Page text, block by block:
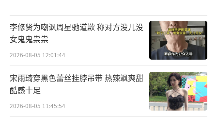
李修贤为嘲讽周星驰道歉 称对方没儿没
女鬼鬼祟祟
2026-08-05 12:01:44
宋雨琦穿黑色蕾丝挂脖吊带 热辣飒爽甜
酷感十足
2026-08-05 11:45:54